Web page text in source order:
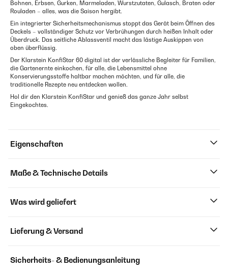
Bohnen, Erbsen, Gurken, Marmeladen, Wurstzutaten, Gulasch, Braten oder
Rouladen – alles, was die Saison hergibt.
Ein integrierter Sicherheitsmechanismus stoppt das Gerät beim Öffnen des
Deckels – vollständiger Schutz vor Verbrühungen durch heißen Inhalt oder
Überdruck. Das seitliche Ablassventil macht das lästige Auskippen von
oben überflüssig.
Der Klarstein KonfiStar 60 digital ist der verlässliche Begleiter für Familien,
die Gartenernte einkochen, für alle, die Lebensmittel ohne
Konservierungsstoffe haltbar machen möchten, und für alle, die
traditionelle Rezepte neu entdecken wollen.
Hol dir den Klarstein KonfiStar und genieß das ganze Jahr selbst
Eingekochtes.
Eigenschaften
Maße & Technische Details
Was wird geliefert
Lieferung & Versand
Sicherheits- & Bedienungsanleitung